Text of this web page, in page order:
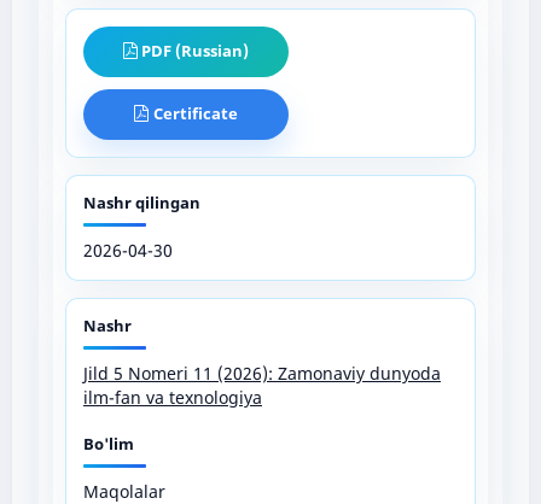
PDF (Russian)
Certificate
Nashr qilingan
2026-04-30
Nashr
Jild 5 Nomeri 11 (2026): Zamonaviy dunyoda
ilm-fan va texnologiya
Bo'lim
Maqolalar